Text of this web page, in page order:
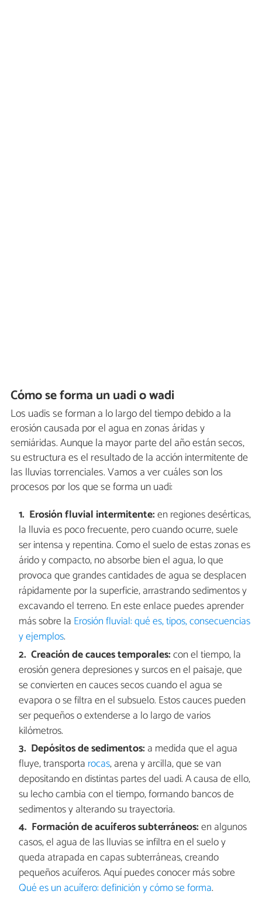
Cómo se forma un uadi o wadi
Los uadis se forman a lo largo del tiempo debido a la
erosión causada por el agua en zonas áridas y
semiáridas. Aunque la mayor parte del año están secos,
su estructura es el resultado de la acción intermitente de
las lluvias torrenciales. Vamos a ver cuáles son los
procesos por los que se forma un uadi:
Erosión fluvial intermitente:en regiones desérticas,
la lluvia es poco frecuente, pero cuando ocurre, suele
ser intensa y repentina. Como el suelo de estas zonas es
árido y compacto, no absorbe bien el agua, lo que
provoca que grandes cantidades de agua se desplacen
rápidamente por la superficie, arrastrando sedimentos y
excavando el terreno. En este enlace puedes aprender
más sobre la Erosión fluvial: qué es, tipos, consecuencias
y ejemplos.
Creación de cauces temporales:con el tiempo, la
erosión genera depresiones y surcos en el paisaje, que
se convierten en cauces secos cuando el agua se
evapora o se filtra en el subsuelo. Estos cauces pueden
ser pequeños o extenderse a lo largo de varios
kilómetros.
Depósitos de sedimentos: a medida que el agua
fluye, transporta rocas, arena y arcilla, que se van
depositando en distintas partes del uadi. A causa de ello,
su lecho cambia con el tiempo, formando bancos de
sedimentos y alterando su trayectoria.
Formación de acuíferos subterráneos:en algunos
casos, el agua de las lluvias se infiltra en el suelo y
queda atrapada en capas subterráneas, creando
pequeños acuíferos. Aquí puedes conocer más sobre
Qué es un acuífero: definición y cómo se forma.